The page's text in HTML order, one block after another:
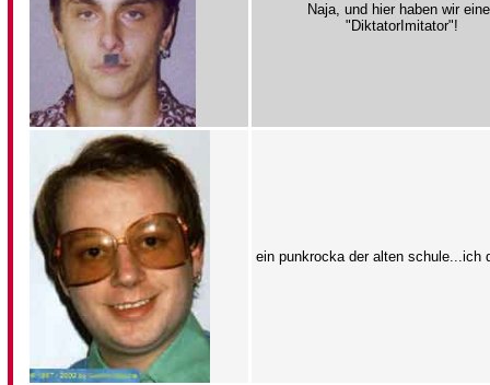
Naja, und hier haben wir
"DiktatorImitator"!
ein punkrocka der alten schule...ich